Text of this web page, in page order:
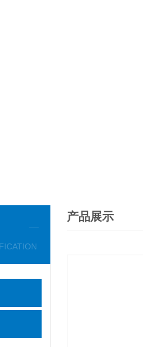
产品展示